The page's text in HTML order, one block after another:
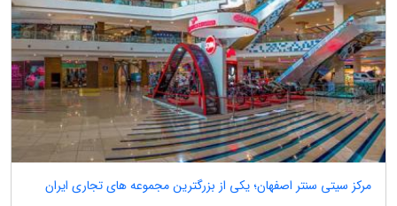
مرکز سیتی سنتر اصفهان؛ یکی از بزرگترین مجموعه های تجاری ایران